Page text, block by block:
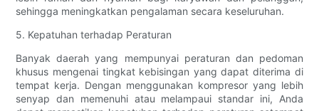
sehingga meningkatkan pengalaman secara keseluruhan.
5. Kepatuhan terhadap Peraturan
Banyak daerah yang mempunyai peraturan dan pedoman
khusus mengenai tingkat kebisingan yang dapat diterima di
tempat kerja. Dengan menggunakan kompresor yang lebih
senyap dan memenuhi atau melampaui standar ini, Anda